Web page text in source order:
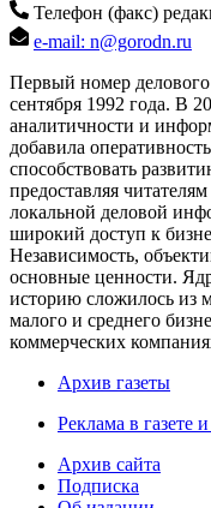
Телефон (факс)
e-mail: n@gorodn.ru
Первый номер
сентября 1992 года. В
аналитичности и
добавила
способствовать
предоставляя
локальной деловой
широкий доступ к
Независимость,
основные ценности.
историю сложилось из
малого и среднего
коммерческих
Архив газеты
Реклама в газете
Архив сайта
Подписка